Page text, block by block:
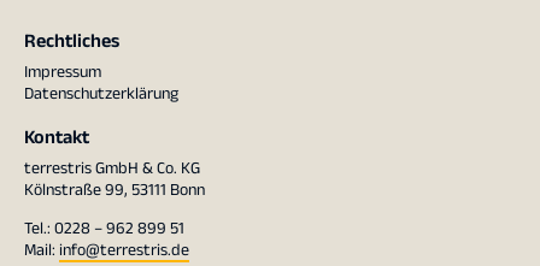
Rechtliches
Impressum
Datenschutzerklärung
Kontakt
terrestris GmbH & Co. KG
Kölnstraße 99, 53111 Bonn
Tel.: 0228 – 962 899 51
Mail: info@terrestris.de